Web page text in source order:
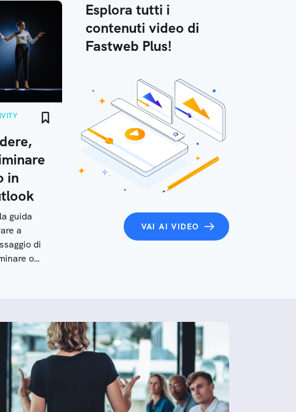
in
guida
a
di
o
Esplora tutti i
contenuti video di
Fastweb Plus!
VAI AI VIDEO